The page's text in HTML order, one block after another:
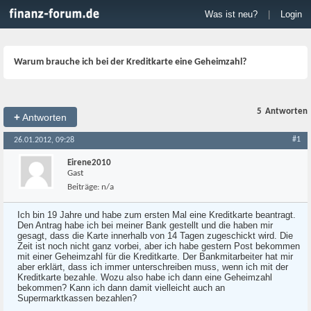
Was ist neu? Login
Warum brauche ich bei der Kreditkarte eine Geheimzahl?
+Antworten
5 Antworten
26.01.2012, 09:28 #1
Eirene2010
Gast
Beiträge: n/a
Ich bin 19 Jahre und habe zum ersten Mal eine Kreditkarte beantragt.
Den Antrag habe ich bei meiner Bank gestellt und die haben mir
gesagt, dass die Karte innerhalb von 14 Tagen zugeschickt wird. Die
Zeit ist noch nicht ganz vorbei, aber ich habe gestern Post bekommen
mit einer Geheimzahl für die Kreditkarte. Der Bankmitarbeiter hat mir
aber erklärt, dass ich immer unterschreiben muss, wenn ich mit der
Kreditkarte bezahle. Wozu also habe ich dann eine Geheimzahl
bekommen? Kann ich dann damit vielleicht auch an
Supermarktkassen bezahlen?